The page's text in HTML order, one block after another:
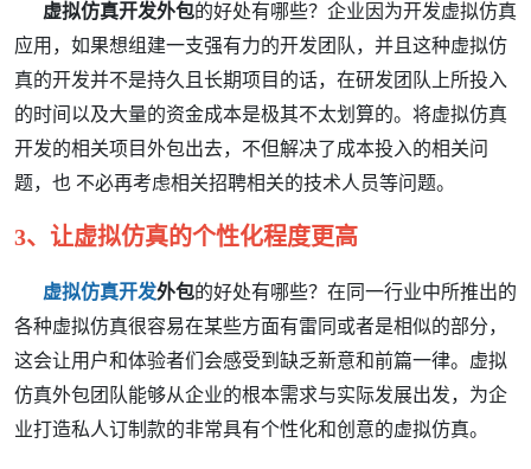
虚拟仿真开发外包的好处有哪些？企业因为开发虚拟仿真
应用， 如果想组建一支强有力的开发团队 ， 并且这种虚拟仿
真的开发并不是持久且长期项目的话，在研发团队上所投入
的时间以及大量的资金成本是极其不太划算的。将虚拟仿真
开发的相关项目外包出去，不但解决了成本投入的相关问
题，也 不必再考虑相关招聘相关的技术人员等问题。
3、让虚拟仿真的个性化程度更高
虚拟仿真开发外包的好处有哪些？在同一行业中所推出的
各种虚拟仿真很容易在某些方面有雷同或者是相似的部分，
这会让用户和体验者们会感受到缺乏新意和前篇一律。 虚拟
仿真外包团队能够从企业的根本需求与实际发展出发，为企
业打造私人订制款的非常具有个性化和创意的虚拟仿真。